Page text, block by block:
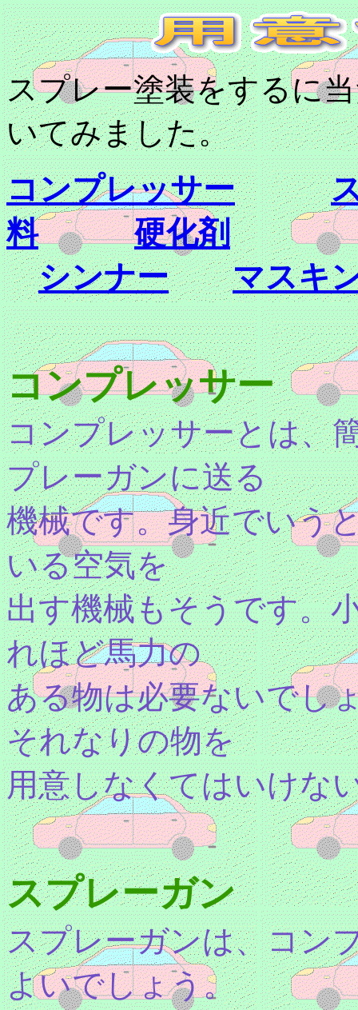
スプレー塗装をするに
いてみました。
コンプレッサー
料
硬化剤
シンナー
マスキ
コンプレッサー
コンプレッサーとは、
プレーガンに送る
機械です。身近でいう
いる空気を
出す機械もそうです。
れほど馬力の
ある物は必要ないでし
それなりの物を
用意しなくてはいけな
スプレーガン
スプレーガンは、コン
よいでしょう。